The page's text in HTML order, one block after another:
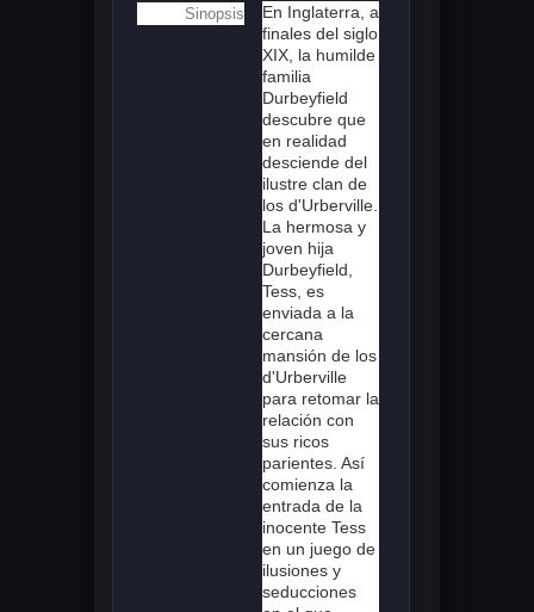
Sinopsis
En Inglaterra, a
finales del siglo
XIX, la humilde
familia
Durbeyfield
descubre que
en realidad
desciende del
ilustre clan de
los d'Urberville.
La hermosa y
joven hija
Durbeyfield,
Tess, es
enviada a la
cercana
mansión de los
d'Urberville
para retomar la
relación con
sus ricos
parientes. Así
comienza la
entrada de la
inocente Tess
en un juego de
ilusiones y
seducciones